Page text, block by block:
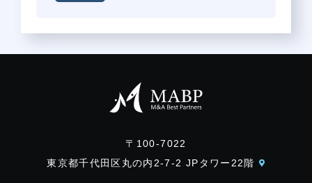
〒100-7022
東京都千代田区丸の内2-7-2 JPタワー22階